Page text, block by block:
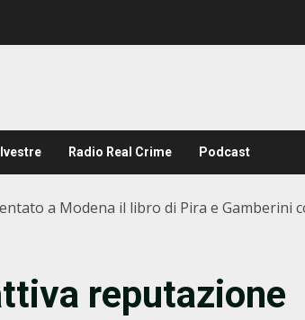
Radio Real Crime Podcast
a Modena il libro di Pira e Gamberini
reputazione